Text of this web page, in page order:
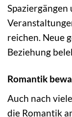
reichen. Neue
Beziehung
Romantik
Auch nach
die Romantik